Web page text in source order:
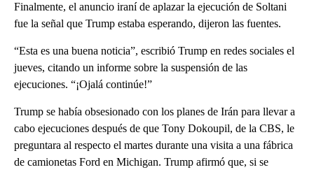
Finalmente, el anuncio iraní de aplazar la ejecución de Soltani
fue la señal que Trump estaba esperando, dijeron las fuentes.
“Esta es una buena noticia”, escribió Trump en redes sociales el
jueves, citando un informe sobre la suspensión de las
ejecuciones. “¡Ojalá continúe!”
Trump se había obsesionado con los planes de Irán para llevar a
cabo ejecuciones después de que Tony Dokoupil, de la CBS, le
preguntara al respecto el martes durante una visita a una fábrica
de camionetas Ford en Michigan. Trump afirmó que, si se